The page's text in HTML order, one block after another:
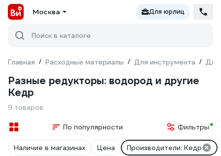
Москва Для юрлиц
Поиск в каталоге
Главная / Расходные материалы / Для инструмента / Для
Разные редукторы: водород и другие
Кедр
9 товаров
По популярности Фильтры
Наличие в магазинах Цена Производители: Кедр